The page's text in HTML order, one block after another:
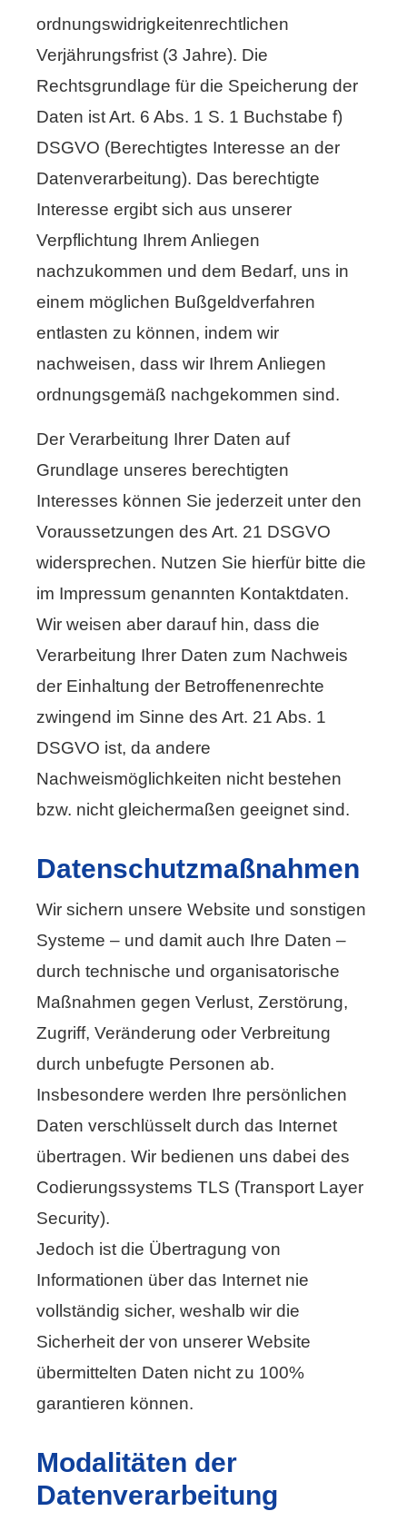
ordnungswidrigkeitenrechtlichen
Verjährungsfrist (3 Jahre). Die
Rechtsgrundlage für die Speicherung der
Daten ist Art. 6 Abs. 1 S. 1 Buchstabe f)
DSGVO (Berechtigtes Interesse an der
Datenverarbeitung). Das berechtigte
Interesse ergibt sich aus unserer
Verpflichtung Ihrem Anliegen
nachzukommen und dem Bedarf, uns in
einem möglichen Bußgeldverfahren
entlasten zu können, indem wir
nachweisen, dass wir Ihrem Anliegen
ordnungsgemäß nachgekommen sind.
Der Verarbeitung Ihrer Daten auf
Grundlage unseres berechtigten
Interesses können Sie jederzeit unter den
Voraussetzungen des Art. 21 DSGVO
widersprechen. Nutzen Sie hierfür bitte die
im Impressum genannten Kontaktdaten.
Wir weisen aber darauf hin, dass die
Verarbeitung Ihrer Daten zum Nachweis
der Einhaltung der Betroffenenrechte
zwingend im Sinne des Art. 21 Abs. 1
DSGVO ist, da andere
Nachweismöglichkeiten nicht bestehen
bzw. nicht gleichermaßen geeignet sind.
Datenschutzmaßnahmen
Wir sichern unsere Website und sonstigen
Systeme – und damit auch Ihre Daten –
durch technische und organisatorische
Maßnahmen gegen Verlust, Zerstörung,
Zugriff, Veränderung oder Verbreitung
durch unbefugte Per­sonen ab.
Insbesondere werden Ihre persönlichen
Daten verschlüsselt durch das Internet
übertragen. Wir bedienen uns dabei des
Codierungssystems TLS (Transport Layer
Security).
Jedoch ist die Übertragung von
Informationen über das Internet nie
vollständig sicher, weshalb wir die
Sicherheit der von unserer Website
übermittelten Daten nicht zu 100%
garantieren können.
Modalitäten der
Datenverarbeitung